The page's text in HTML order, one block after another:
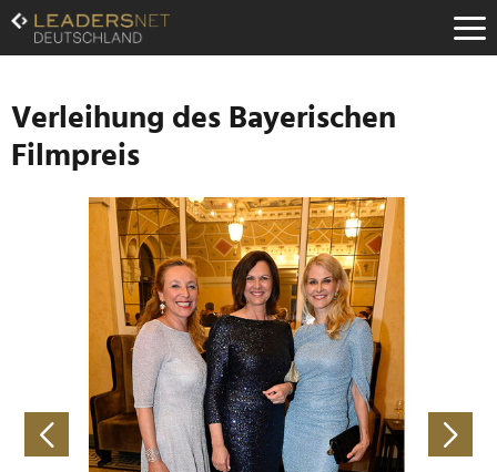
Zum
Inhalt
Zur
Navigation
Zur
Hauptnavigation
Verleihung des Bayerischen
Filmpreis